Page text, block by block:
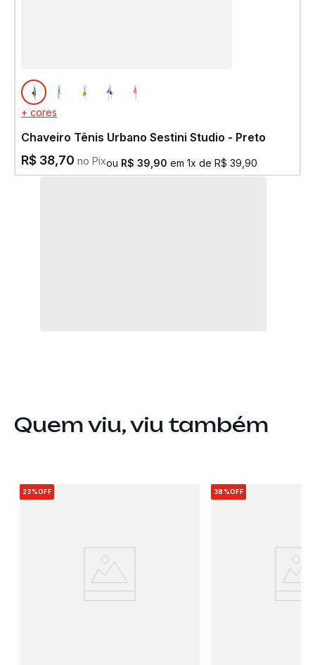
+ cores
Chaveiro Tênis Urbano Sestini Studio - Preto
R$ 38,70 no Pixou R$ 39 90 em 1x de R$ 39 90
Quem viu, viu também
23%OFF 38%OFF